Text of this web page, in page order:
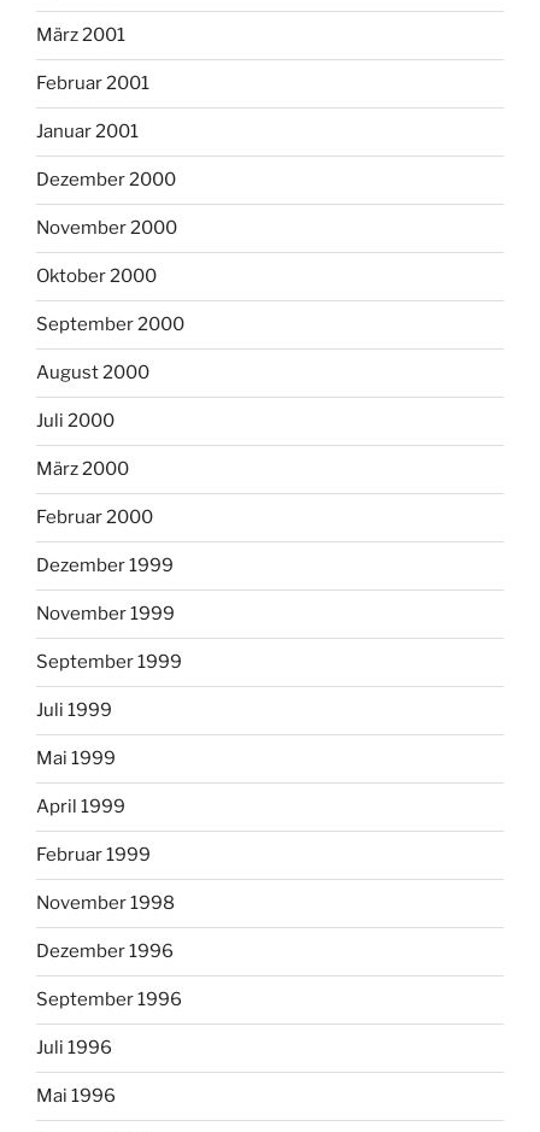
März 2001
Februar 2001
Januar 2001
Dezember 2000
November 2000
Oktober 2000
September 2000
August 2000
Juli 2000
März 2000
Februar 2000
Dezember 1999
November 1999
September 1999
Juli 1999
Mai 1999
April 1999
Februar 1999
November 1998
Dezember 1996
September 1996
Juli 1996
Mai 1996